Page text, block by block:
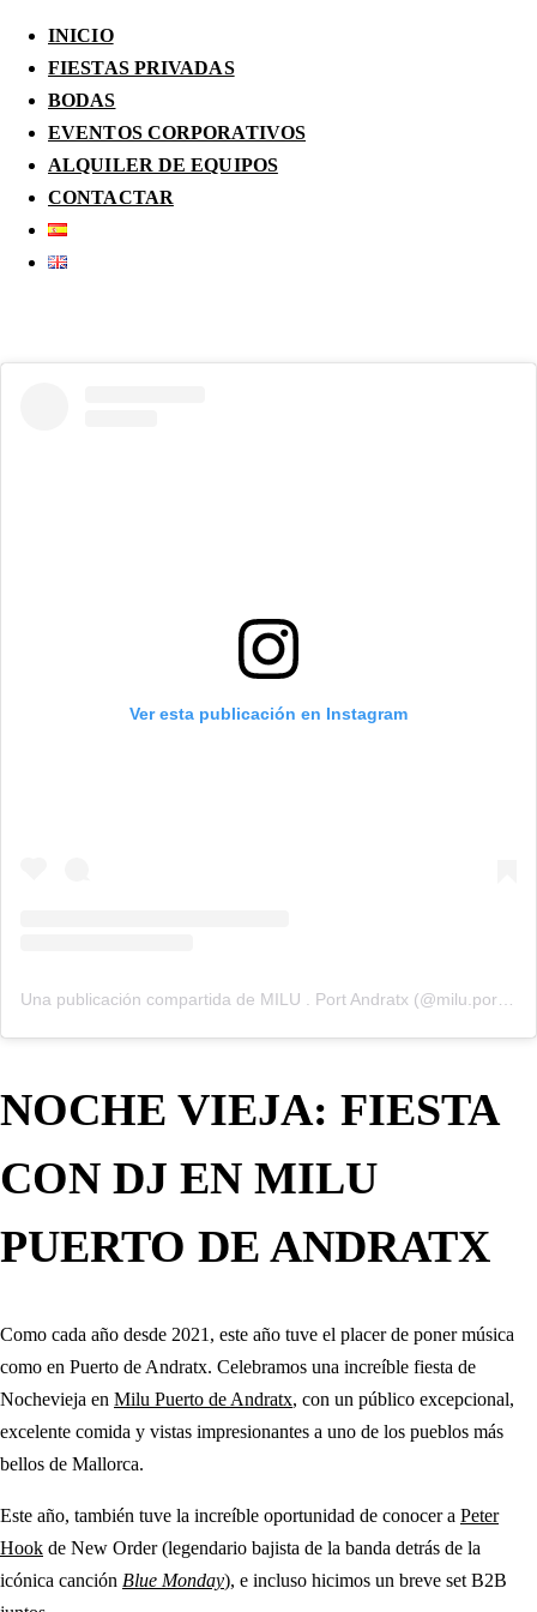
INICIO
FIESTAS PRIVADAS
BODAS
EVENTOS CORPORATIVOS
ALQUILER DE EQUIPOS
CONTACTAR
Ver esta publicación en Instagram
Una publicación compartida de MILU . Port Andratx (@milu.portandratx)
NOCHE VIEJA: FIESTA
CON DJ EN MILU
PUERTO DE ANDRATX
Como cada año desde 2021, este año tuve el placer de poner música
como en Puerto de Andratx. Celebramos una increíble fiesta de
Nochevieja en Milu Puerto de Andratx, con un público excepcional,
excelente comida y vistas impresionantes a uno de los pueblos más
bellos de Mallorca.
Este año, también tuve la increíble oportunidad de conocer a Peter
Hook de New Order (legendario bajista de la banda detrás de la
icónica canción Blue Monday), e incluso hicimos un breve set B2B